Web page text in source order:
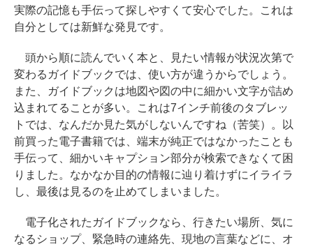
実際の記憶も手伝って探しやすくて安心でした。これは
自分としては新鮮な発見です。
頭から順に読んでいく本と、見たい情報が状況次第で
変わるガイドブックでは、使い方が違うからでしょう。
また、ガイドブックは地図や図の中に細かい文字が詰め
込まれてることが多い。これは7インチ前後のタブレッ
トでは、なんだか見た気がしないんですね（苦笑）。以
前買った電子書籍では、端末が純正ではなかったことも
手伝って、細かいキャプション部分が検索できなくて困
りました。なかなか目的の情報に辿り着けずにイライラ
し、最後は見るのを止めてしまいました。
電子化されたガイドブックなら、行きたい場所、気に
なるショップ、緊急時の連絡先、現地の言葉などに、オ